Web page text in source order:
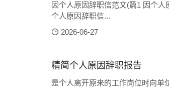
因个人原因辞职信范文(篇1 因个
个人原因辞职信...
2026-06-27
精简个人原因辞职报告
是个人离开原来的工作岗位时向单